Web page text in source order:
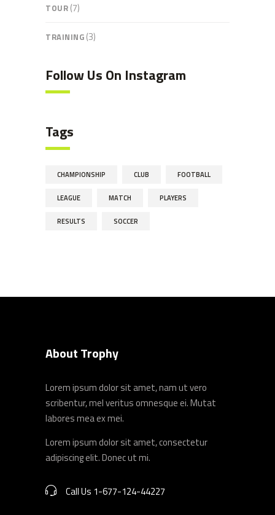
TOUR (7)
TRAINING (3)
Follow Us On Instagram
Tags
CHAMPIONSHIP CLUB FOOTBALL
LEAGUE MATCH PLAYERS
RESULTS SOCCER
About Trophy
Lorem ipsum dolor sit amet, nam ut vero
scribentur, mel veritus omnesque ei. Mutat
labores mea ex mei.
Lorem ipsum dolor sit amet, consectetur
adipiscing elit. Donec ut mi.
Call Us 1-677-124-44227